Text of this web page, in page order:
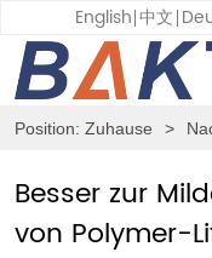
English 中文
Position: Zuhause >
Besser zur
von Polymer-